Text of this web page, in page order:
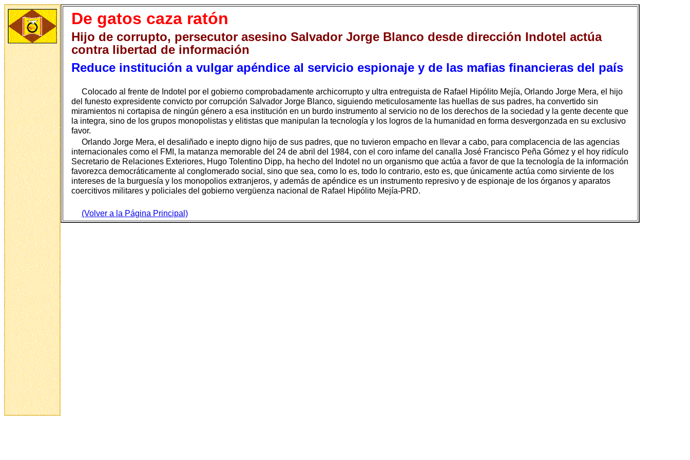
De gatos caza ratón
Hijo de corrupto, persecutor asesino Salvador Jorge Blanco desde dirección Indotel actúa
contra libertad de información
Reduce institución a vulgar apéndice al servicio espionaje y de las mafias financieras del país
Colocado al frente de Indotel por el gobierno comprobadamente archicorrupto y ultra entreguista de Rafael Hipólito Mejía, Orlando Jorge Mera, el hijo
del funesto expresidente convicto por corrupción Salvador Jorge Blanco, siguiendo meticulosamente las huellas de sus padres, ha convertido sin
miramientos ni cortapisa de ningún género a esa institución en un burdo instrumento al servicio no de los derechos de la sociedad y la gente decente que
la integra, sino de los grupos monopolistas y elitistas que manipulan la tecnología y los logros de la humanidad en forma desvergonzada en su exclusivo
favor.
Orlando Jorge Mera, el desaliñado e inepto digno hijo de sus padres, que no tuvieron empacho en llevar a cabo, para complacencia de las agencias
internacionales como el FMI, la matanza memorable del 24 de abril del 1984, con el coro infame del canalla José Francisco Peña Gómez y el hoy ridículo
Secretario de Relaciones Exteriores, Hugo Tolentino Dipp, ha hecho del Indotel no un organismo que actúa a favor de que la tecnología de la información
favorezca democráticamente al conglomerado social, sino que sea, como lo es, todo lo contrario, esto es, que únicamente actúa como sirviente de los
intereses de la burguesía y los monopolios extranjeros, y además de apéndice es un instrumento represivo y de espionaje de los órganos y aparatos
coercitivos militares y policiales del gobierno vergüenza nacional de Rafael Hipólito Mejía-PRD.
(Volver a la Página Principal)